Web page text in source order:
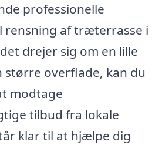
professionelle
rensning af træterrasse i
drejer sig om en lille
større overflade, kan du
modtage
tilbud fra lokale
klar til at hjælpe dig